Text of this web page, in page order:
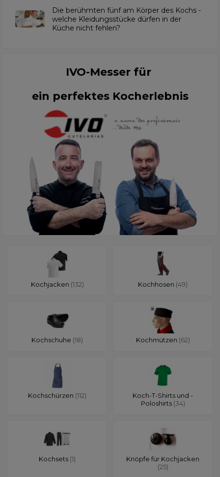
Die berühmten fünf am Körper des Kochs -
welche Kleidungsstücke dürfen in der
Küche nicht fehlen?
IVO-Messer für
ein perfektes Kocherlebnis
Kochjacken (132) Kochhosen (49)
Kochschuhe (18) Kochmützen (62)
Kochschürzen (112)
Koch-T-Shirts und -
Poloshirts (34)
Kochsets (1)
Knöpfe für Kochjacken
(25)